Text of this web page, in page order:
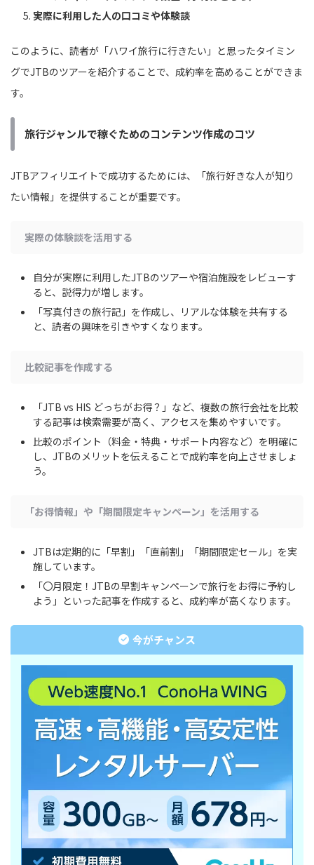
実際に利用した人の口コミや体験談
このように、読者が「ハワイ旅行に行きたい」と思ったタイミン
グでJTBのツアーを紹介することで、成約率を高めることができま
す。
旅行ジャンルで稼ぐためのコンテンツ作成のコツ
JTBアフィリエイトで成功するためには、「旅行好きな人が知り
たい情報」を提供することが重要です。
実際の体験談を活用する
自分が実際に利用したJTBのツアーや宿泊施設をレビューす
ると、説得力が増します。
「写真付きの旅行記」を作成し、リアルな体験を共有する
と、読者の興味を引きやすくなります。
比較記事を作成する
「JTB vs HIS どっちがお得？」など、複数の旅行会社を比較
する記事は検索需要が高く、アクセスを集めやすいです。
比較のポイント（料金・特典・サポート内容など）を明確に
し、JTBのメリットを伝えることで成約率を向上させましょ
う。
「お得情報」や「期間限定キャンペーン」を活用する
JTBは定期的に「早割」「直前割」「期間限定セール」を実
施しています。
「〇月限定！JTBの早割キャンペーンで旅行をお得に予約し
よう」といった記事を作成すると、成約率が高くなります。
今がチャンス